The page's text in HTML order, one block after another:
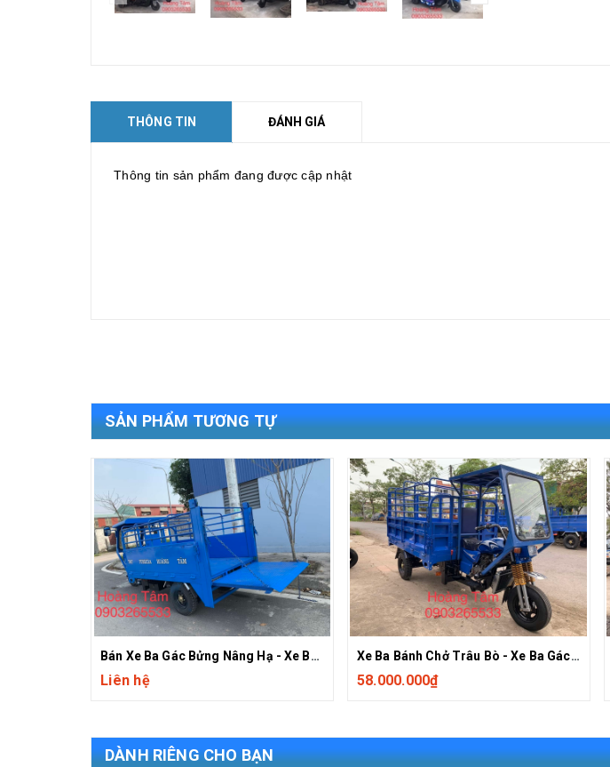
THÔNG TIN ĐÁNH GIÁ
Thông tin sản phẩm đang được cập nhật
SẢN PHẨM TƯƠNG TỰ
Bán Xe Ba Gác Bửng Nâng Hạ - Xe Ba Gác T&T Fushida Hoàng Tâm
Liên hệ
Xe Ba Bánh Chở Trâu Bò - Xe Ba Gác - Xe Lôi Hoàng Tâm Chất Lượng Cao 0903265533
58.000.000₫
DÀNH RIÊNG CHO BẠN